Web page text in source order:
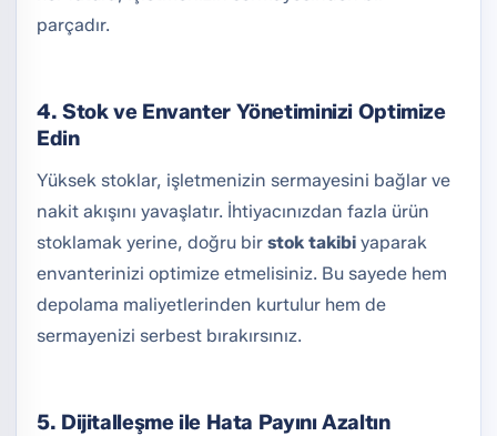
parçadır.
4. Stok ve Envanter Yönetiminizi Optimize
Edin
Yüksek stoklar, işletmenizin sermayesini bağlar ve
nakit akışını yavaşlatır. İhtiyacınızdan fazla ürün
stoklamak yerine, doğru bir stok takibi yaparak
envanterinizi optimize etmelisiniz. Bu sayede hem
depolama maliyetlerinden kurtulur hem de
sermayenizi serbest bırakırsınız.
5. Dijitalleşme ile Hata Payını Azaltın